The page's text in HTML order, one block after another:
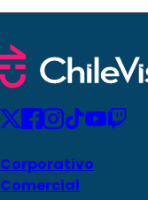
Corporativo
Comercial